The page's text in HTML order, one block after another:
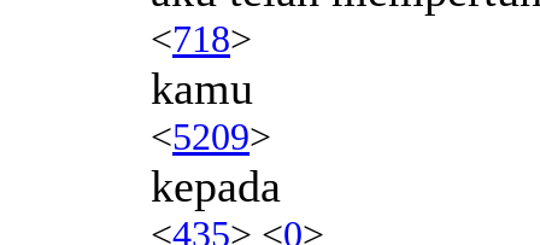
<718>
kamu
<5209>
kepada
<435> <0>